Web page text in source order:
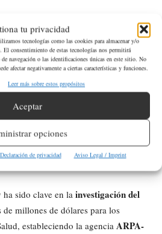
tu privacidad
tecnologías como las cookies para almacenar y/o
consentimiento de estas tecnologías nos permitirá
navegación o las identificaciones únicas en este sitio. No
afectar negativamente a ciertas características y funciones.
Leer más sobre estos propósitos
Aceptar
opciones
Declaración de privacidad Aviso Legal / Imprint
escáner de láminas de luz y
para teñir digitalmente
unadetección precisa del cánceral
de la superficie del tumor y
exactitud.
de la senadora Patty
de lainvestigación
sido clave en la investigación del
de millones de dólares para los
estableciendo la agencia ARPA-